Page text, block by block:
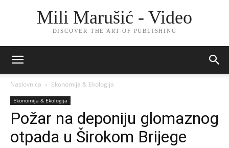
Mili Marušić - Video
DISCOVER THE ART OF PUBLISHING
Naslovnica Ekonomija & Ekologija
Ekonomija & Ekologija
Požar na deponiju glomaznog
otpada u Širokom Brijege